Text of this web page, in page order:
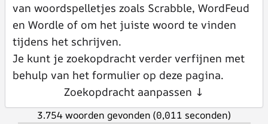
van woordspelletjes zoals Scrabble, WordFeud
en Wordle of om het juiste woord te vinden
tijdens het schrijven.
Je kunt je zoekopdracht verder verfijnen met
behulp van het formulier op deze pagina.
Zoekopdracht aanpassen ↓
3.754 woorden gevonden (0,011 seconden)